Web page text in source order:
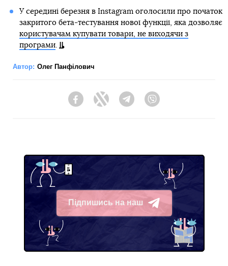
У середині березня в Instagram оголосили про початок
закритого бета-тестування нової функції, яка дозволяє
користувачам купувати товари, не виходячи з
програми.
Автор: Олег Панфілович
FacebookTwitter Telegram
Підпишись на наш
Telegram